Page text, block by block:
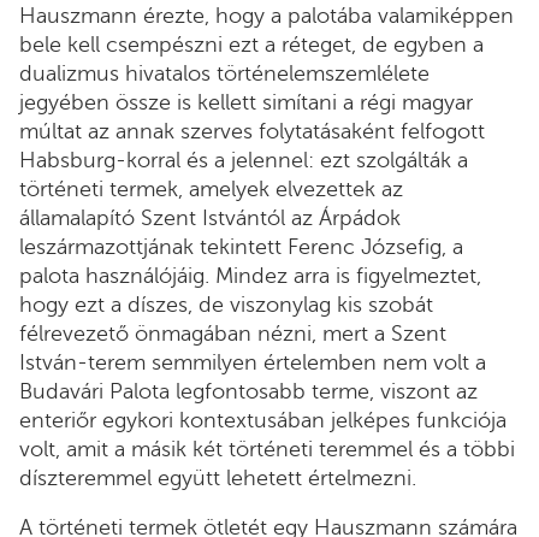
Hauszmann érezte, hogy a palotába valamiképpen
bele kell csempészni ezt a réteget, de egyben a
dualizmus hivatalos történelemszemlélete
jegyében össze is kellett simítani a régi magyar
múltat az annak szerves folytatásaként felfogott
Habsburg-korral és a jelennel: ezt szolgálták a
történeti termek, amelyek elvezettek az
államalapító Szent Istvántól az Árpádok
leszármazottjának tekintett Ferenc Józsefig, a
palota használójáig. Mindez arra is figyelmeztet,
hogy ezt a díszes, de viszonylag kis szobát
félrevezető önmagában nézni, mert a Szent
István-terem semmilyen értelemben nem volt a
Budavári Palota legfontosabb terme, viszont az
enteriőr egykori kontextusában jelképes funkciója
volt, amit a másik két történeti teremmel és a többi
díszteremmel együtt lehetett értelmezni.
A történeti termek ötletét egy Hauszmann számára